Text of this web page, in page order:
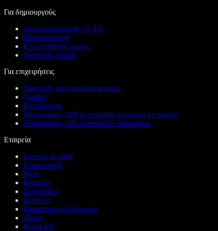
Για δημιουργούς
Δημιουργία φωνής με ΤΝ
Μεταγλώττιση
Κλωνοποίηση φωνής
Speechify Studio
Για επιχειρήσεις
Speechify για προγραμματιστές
Ομάδες
Εκπαίδευση
Τεκμηρίωση API μετατροπής κειμένου σε ομιλία
Τεκμηρίωση API φωνητικών πρακτόρων
Εταιρεία
Σχετικά με εμάς
Επικοινωνία
Blog
Καριέρα
Συνεργάτες
Βοήθεια
Κατάσταση συστήματος
Τύπος
Brand Kit